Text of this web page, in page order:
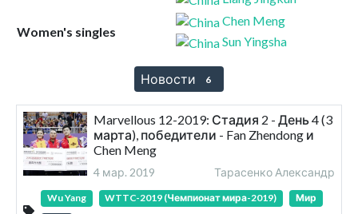
Women's singles
Chen Meng
Sun Yingsha
Новости 6
Marvellous 12-2019: Стадия 2 - День 4 (3
марта), победители - Fan Zhendong и
Chen Meng
4 мар. 2019 Тарасенко Александр
Wu Yang WTTC-2019 (Чемпионат мира-2019)
Мир